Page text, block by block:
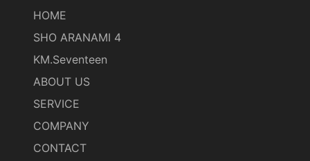
HOME
SHO ARANAMI 4
KM.Seventeen
ABOUT US
SERVICE
COMPANY
CONTACT